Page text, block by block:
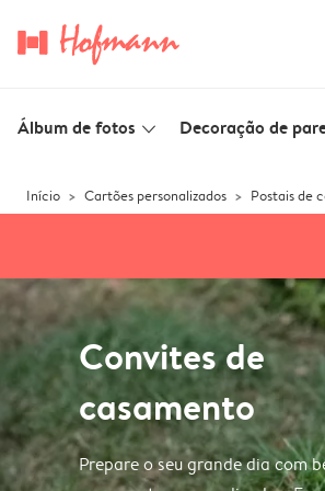
Álbum de fotos slim_arrow_down Decoração de
Início Cartões personalizados Postais de
Convites de
casamento
Prepare o seu grande dia com